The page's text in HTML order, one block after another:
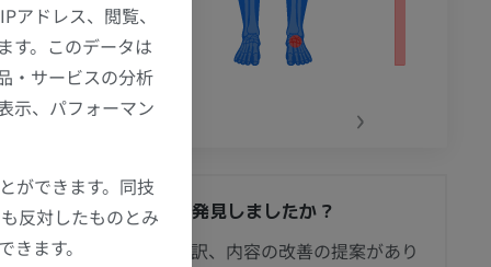
影
›
間違いを発見しましたか？
修正や翻訳、内容の改善の提案があり
ドレス、閲覧、
す。このデータは
・サービスの分析
示、パフォーマン
ができます。同技
反対したものとみ
ます。